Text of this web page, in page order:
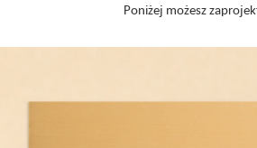
Poniżej możesz